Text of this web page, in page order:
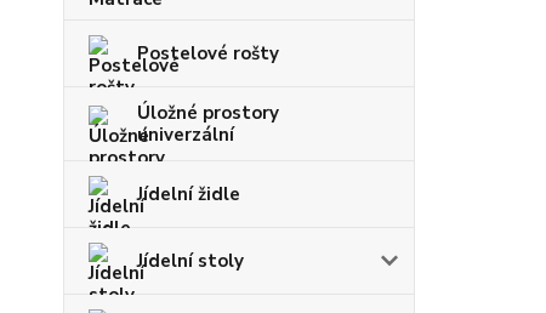
Postelové rošty
Úložné prostory
univerzální
Jídelní židle
Jídelní stoly